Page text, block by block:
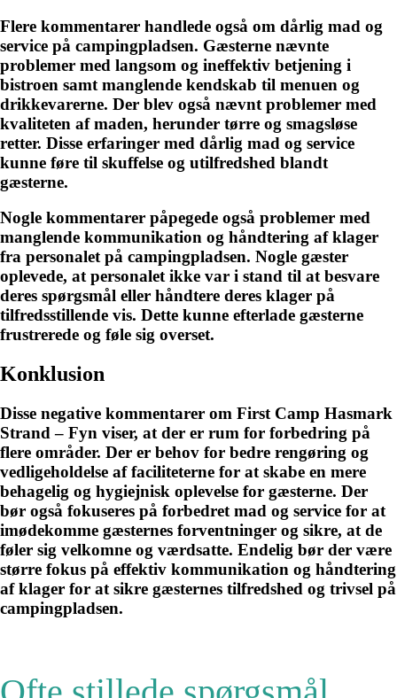
Flere kommentarer handlede også om dårlig mad og
service på campingpladsen. Gæsterne nævnte
problemer med langsom og ineffektiv betjening i
bistroen samt manglende kendskab til menuen og
drikkevarerne. Der blev også nævnt problemer med
kvaliteten af maden, herunder tørre og smagsløse
retter. Disse erfaringer med dårlig mad og service
kunne føre til skuffelse og utilfredshed blandt
gæsterne.
Nogle kommentarer påpegede også problemer med
manglende kommunikation og håndtering af klager
fra personalet på campingpladsen. Nogle gæster
oplevede, at personalet ikke var i stand til at besvare
deres spørgsmål eller håndtere deres klager på
tilfredsstillende vis. Dette kunne efterlade gæsterne
frustrerede og føle sig overset.
Konklusion
Disse negative kommentarer om First Camp Hasmark
Strand – Fyn viser, at der er rum for forbedring på
flere områder. Der er behov for bedre rengøring og
vedligeholdelse af faciliteterne for at skabe en mere
behagelig og hygiejnisk oplevelse for gæsterne. Der
bør også fokuseres på forbedret mad og service for at
imødekomme gæsternes forventninger og sikre, at de
føler sig velkomne og værdsatte. Endelig bør der være
større fokus på effektiv kommunikation og håndtering
af klager for at sikre gæsternes tilfredshed og trivsel på
campingpladsen.